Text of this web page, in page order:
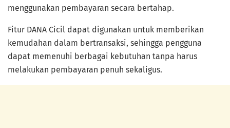
menggunakan pembayaran secara bertahap.
Fitur DANA Cicil dapat digunakan untuk memberikan
kemudahan dalam bertransaksi, sehingga pengguna
dapat memenuhi berbagai kebutuhan tanpa harus
melakukan pembayaran penuh sekaligus.